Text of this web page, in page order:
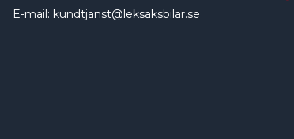
E-mail: kundtjanst@leksaksbilar.se